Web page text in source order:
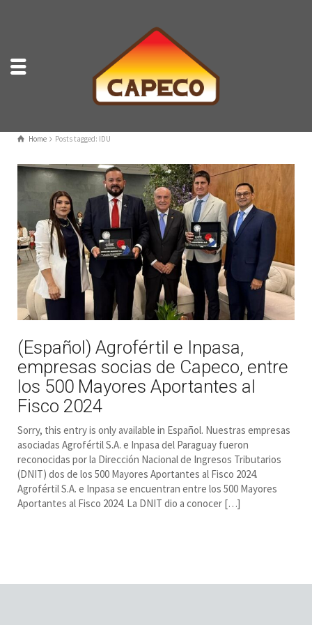
Home Posts tagged: IDU
(Español) Agrofértil e Inpasa,
empresas socias de Capeco, entre
los 500 Mayores Aportantes al
Fisco 2024
Sorry, this entry is only available in Español. Nuestras empresas
asociadas Agrofértil S.A. e Inpasa del Paraguay fueron
reconocidas por la Dirección Nacional de Ingresos Tributarios
(DNIT) dos de los 500 Mayores Aportantes al Fisco 2024.
Agrofértil S.A. e Inpasa se encuentran entre los 500 Mayores
Aportantes al Fisco 2024. La DNIT dio a conocer […]